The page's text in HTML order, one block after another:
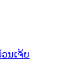
ວນເຈ້ຍ